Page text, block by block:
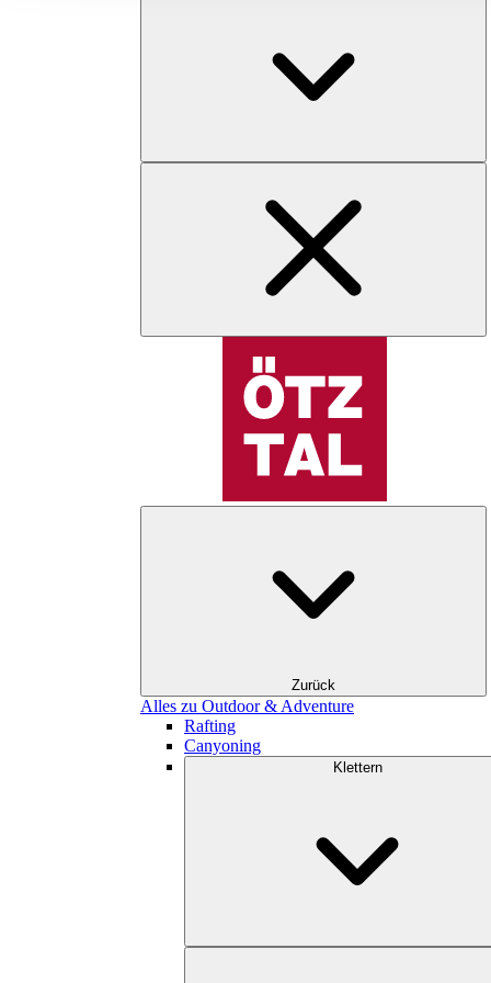
Zurück
Alles zu Outdoor & Adventure
Rafting
Canyoning
Klettern